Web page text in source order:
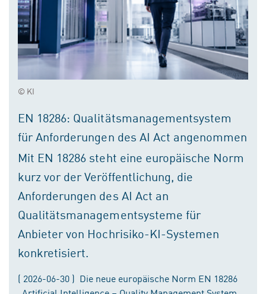
© KI
EN 18286: Qualitätsmanagementsystem
für Anforderungen des AI Act angenommen
Mit EN 18286 steht eine europäische Norm
kurz vor der Veröffentlichung, die
Anforderungen des AI Act an
Qualitätsmanagementsysteme für
Anbieter von Hochrisiko-KI-Systemen
konkretisiert.
( 2026-06-30 ) Die neue europäische Norm EN 18286